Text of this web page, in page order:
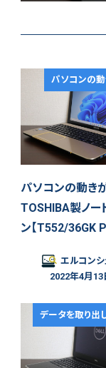
パソコンの
パソコンの動き
TOSHIBA製ノー
ン【T552/36GK
エルコン
2022年4月13
データを取り出